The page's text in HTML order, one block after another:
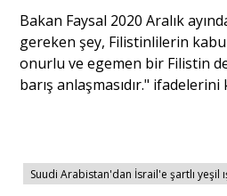
Bakan Faysal 2020 Aralık
gereken şey, Filistinlilerin
onurlu ve egemen bir Filistin
barış anlaşmasıdır." ifadelerini
Suudi Arabistan'dan İsrail'e şartlı yeşil